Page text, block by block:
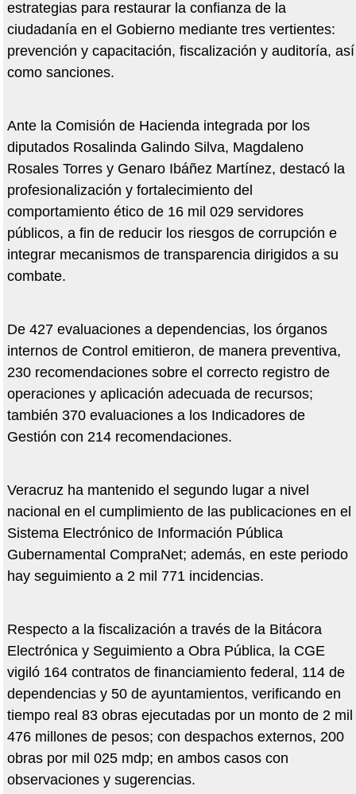
estrategias para restaurar la confianza de la
ciudadanía en el Gobierno mediante tres vertientes:
prevención y capacitación, fiscalización y auditoría, así
como sanciones.
Ante la Comisión de Hacienda integrada por los
diputados Rosalinda Galindo Silva, Magdaleno
Rosales Torres y Genaro Ibáñez Martínez, destacó la
profesionalización y fortalecimiento del
comportamiento ético de 16 mil 029 servidores
públicos, a fin de reducir los riesgos de corrupción e
integrar mecanismos de transparencia dirigidos a su
combate.
De 427 evaluaciones a dependencias, los órganos
internos de Control emitieron, de manera preventiva,
230 recomendaciones sobre el correcto registro de
operaciones y aplicación adecuada de recursos;
también 370 evaluaciones a los Indicadores de
Gestión con 214 recomendaciones.
Veracruz ha mantenido el segundo lugar a nivel
nacional en el cumplimiento de las publicaciones en el
Sistema Electrónico de Información Pública
Gubernamental CompraNet; además, en este periodo
hay seguimiento a 2 mil 771 incidencias.
Respecto a la fiscalización a través de la Bitácora
Electrónica y Seguimiento a Obra Pública, la CGE
vigiló 164 contratos de financiamiento federal, 114 de
dependencias y 50 de ayuntamientos, verificando en
tiempo real 83 obras ejecutadas por un monto de 2 mil
476 millones de pesos; con despachos externos, 200
obras por mil 025 mdp; en ambos casos con
observaciones y sugerencias.